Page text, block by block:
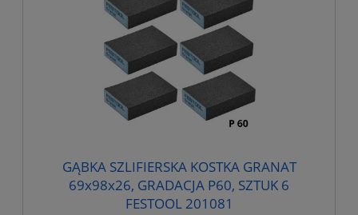
GĄBKA SZLIFIERSKA KOSTKA GRANAT
69x98x26, GRADACJA P60, SZTUK 6
FESTOOL 201081